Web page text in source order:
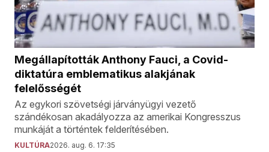
Megállapították Anthony Fauci, a Covid-
diktatúra emblematikus alakjának
felelősségét
Az egykori szövetségi járványügyi vezető
szándékosan akadályozza az amerikai Kongresszus
munkáját a történtek felderítésében.
KULTÚRA2026. aug. 6. 17:35